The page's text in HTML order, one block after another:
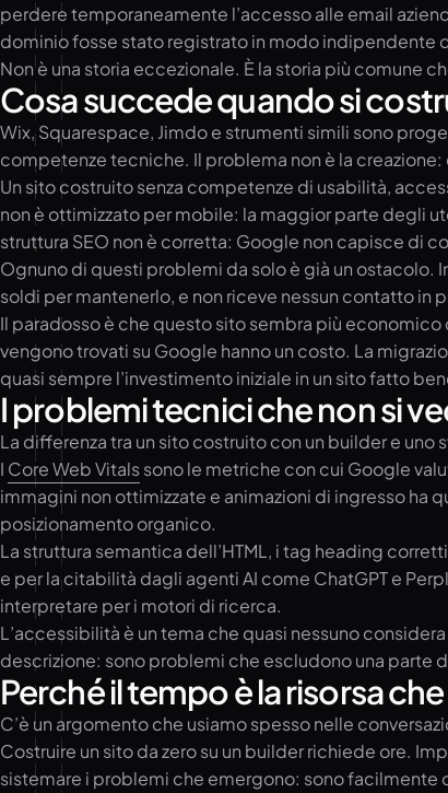
perdere temporaneamente l’accesso alle email
dominio fosse stato registrato in modo indipendente
Non è una storia eccezionale. È la storia più comune
Cosa succede quando si
Wix, Squarespace, Jimdo e strumenti simili sono
competenze tecniche. Il problema non è la creazione:
Un sito costruito senza competenze di usabilità,
non è ottimizzato per mobile: la maggior parte degli
struttura SEO non è corretta: Google non capisce di
Ognuno di questi problemi da solo è già un ostacolo.
soldi per mantenerlo, e non riceve nessun contatto in
Il paradosso è che questo sito sembra più
vengono trovati su Google hanno un costo. La
quasi sempre l’investimento iniziale in un sito fatto
I problemi tecnici che non si
La differenza tra un sito costruito con un builder e
I Core Web Vitalssono le metriche con cui Google
immagini non ottimizzate e animazioni di ingresso ha
posizionamento organico.
La struttura semantica dell’HTML, i tag heading
e per la citabilità dagli agenti AI come ChatGPT e
interpretare per i motori di ricerca.
L’accessibilità è un tema che quasi nessuno
descrizione: sono problemi che escludono una parte
Perché il tempo è la risorsa
C’è un argomento che usiamo spesso nelle
Costruire un sito da zero su un builder richiede ore.
sistemare i problemi che emergono: sono facilmente